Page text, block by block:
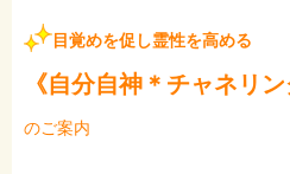
目覚めを促し霊性を高める
《自分自神＊チャネリン
のご案内